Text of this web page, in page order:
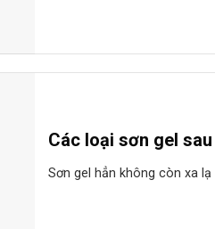
Các loại sơn gel
Sơn gel hẳn không còn xa